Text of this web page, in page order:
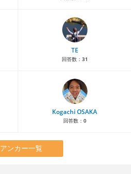
TE
回答数： 31
Kogachi OSAKA
回答数： 0
アンカー一覧